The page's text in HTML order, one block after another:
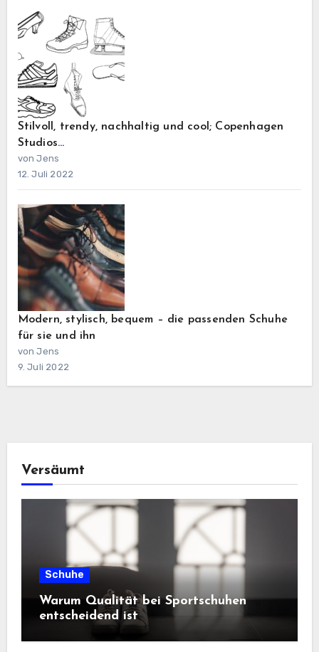
Stilvoll, trendy, nachhaltig und cool; Copenhagen
Studios…
von Jens
12. Juli 2022
Modern, stylisch, bequem – die passenden Schuhe
für sie und ihn
von Jens
9. Juli 2022
Versäumt
Schuhe
Warum Qualität bei Sportschuhen
entscheidend ist